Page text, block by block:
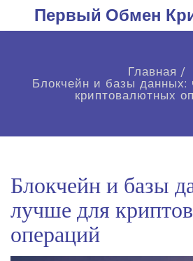
Первый Обмен
Главная /
Блокчейн и базы данных:
криптовалютных
Блокчейн и базы
лучше для
операций